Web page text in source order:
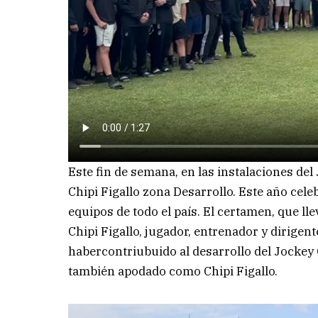
Este fin de semana, en las instalaciones
Chipi Figallo zona Desarrollo. Este año
equipos de todo el país. El certamen, que
Chipi Figallo, jugador, entrenador y
habercontriubuido al desarrollo del Jockey
también apodado como Chipi Figallo.